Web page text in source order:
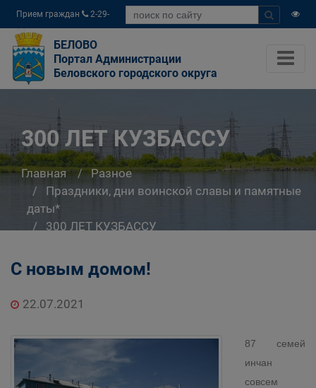
Прием граждан
2-29-
04
БЕЛОВО
Портал Администрации
Беловского городского округа
300 ЛЕТ КУЗБАССУ
Главная
Разное
Праздники, дни воинской славы и памятные
даты*
300 ЛЕТ КУЗБАССУ
С новым домом!
22.07.2021
87 семей
инчан
совсем